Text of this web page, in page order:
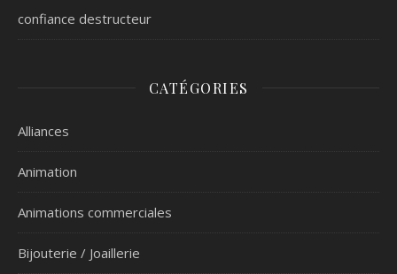
confiance destructeur
CATÉGORIES
Alliances
Animation
Animations commerciales
Bijouterie / Joaillerie